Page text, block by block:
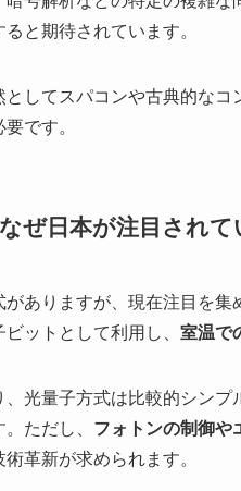
と期待されています。
してスパコンや古典的なコ
です。
ぜ日本が注目されて
ありますが、現在注目を集
ットとして利用し、 室温で
光量子方式は比較的シンプ
ただし、 フォトンの制御や
革新が求められます。